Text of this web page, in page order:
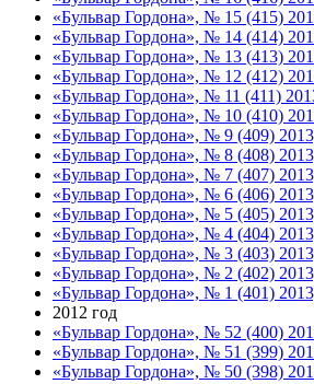
«Бульвар Гордона», № 15 (415)
«Бульвар Гордона», № 14 (414)
«Бульвар Гордона», № 13 (413)
«Бульвар Гордона», № 12 (412)
«Бульвар Гордона», № 11 (411)
«Бульвар Гордона», № 10 (410)
«Бульвар Гордона», № 9 (409)
«Бульвар Гордона», № 8 (408)
«Бульвар Гордона», № 7 (407)
«Бульвар Гордона», № 6 (406)
«Бульвар Гордона», № 5 (405)
«Бульвар Гордона», № 4 (404)
«Бульвар Гордона», № 3 (403)
«Бульвар Гордона», № 2 (402)
«Бульвар Гордона», № 1 (401)
2012 год
«Бульвар Гордона», № 52 (400)
«Бульвар Гордона», № 51 (399)
«Бульвар Гордона», № 50 (398)